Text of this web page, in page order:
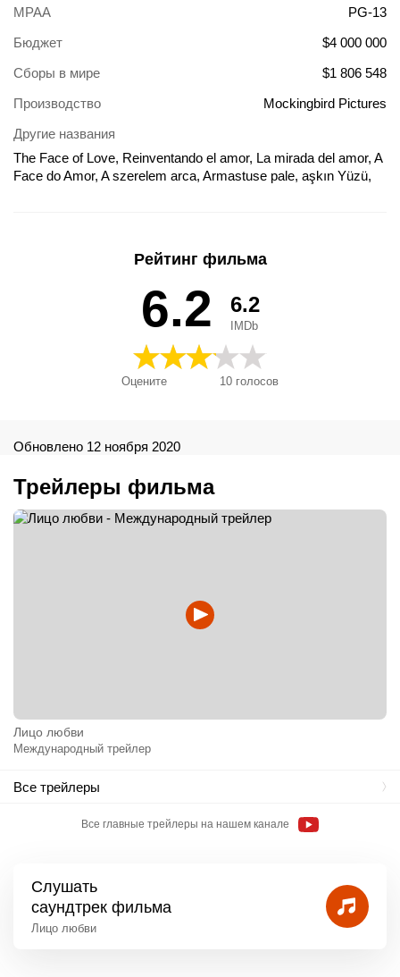
MPAA
PG-13
Бюджет
$4 000 000
Сборы в мире
$1 806 548
Производство
Mockingbird Pictures
Другие названия
The Face of Love, Reinventando el amor, La mirada del amor, A
Face do Amor, A szerelem arca, Armastuse pale, aşkın Yüzü,
έρωτα, Лицето на любовта, Лицо любви, フェイス・オブ・
Рейтинг фильма
6.2
Оцените 10 голосов
6.2
IMDb
Обновлено 12 ноября 2020
Трейлеры фильма
Лицо любви
Международный трейлер
Все трейлеры
Все главные трейлеры на нашем канале
Слушать
саундтрек фильма
Лицо любви